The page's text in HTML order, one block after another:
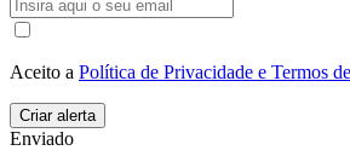
Aceito a Política de Privacidade e Termos
Enviado